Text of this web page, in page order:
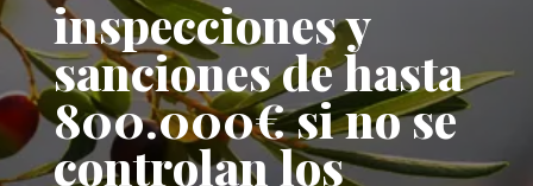
inspecciones y
sanciones de hasta
800.000€ si no se
controlan los